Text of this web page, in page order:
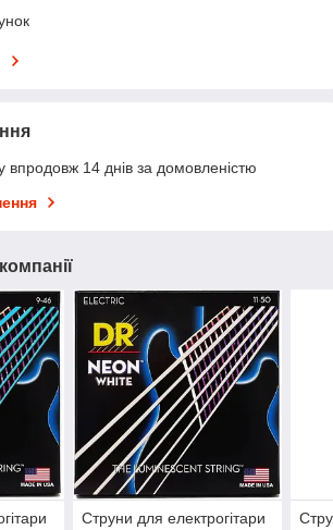
впродовж 14 днів за домовленістю
Струни для електрогітари